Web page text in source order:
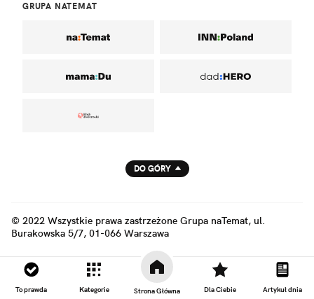
To prawda Kategorie Strona Główna Dla Ciebie Artykuł dnia
GRUPA NATEMAT
DO GÓRY
© 2022 Wszystkie prawa zastrzeżone Grupa naTemat, ul.
Burakowska 5/7, 01-066 Warszawa